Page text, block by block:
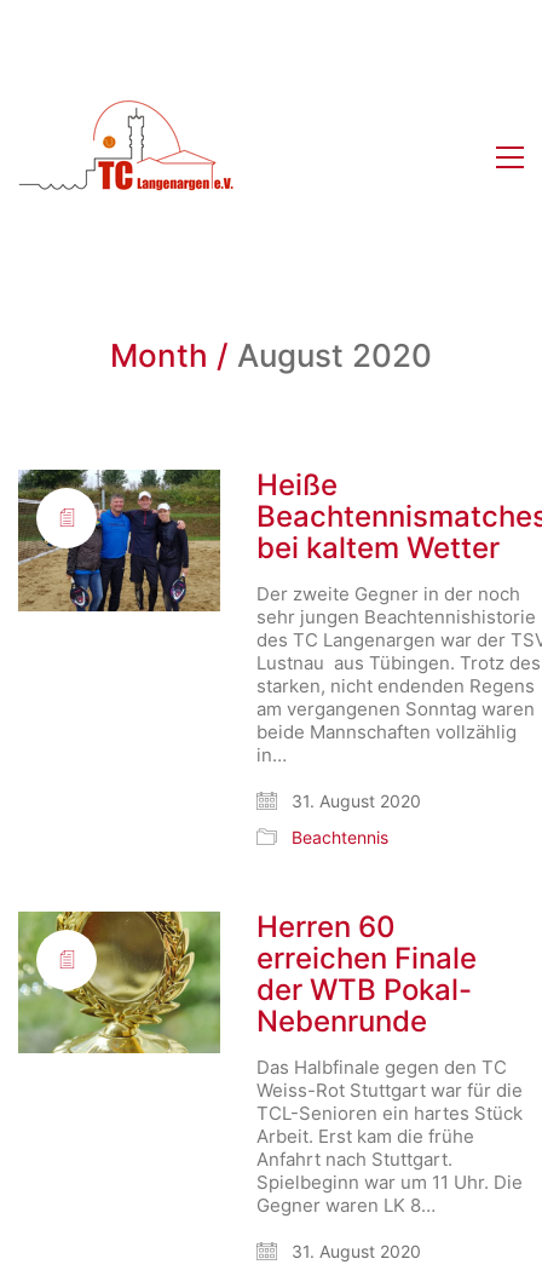
Month / August 2020
Heiße
bei kaltem Wetter
Der zweite Gegner in der noch
sehr jungen Beachtennishistorie
des TC Langenargen war der
Lustnau aus Tübingen. Trotz des
starken, nicht endenden Regens
am vergangenen Sonntag waren
beide Mannschaften vollzählig
in…
31. August 2020
Beachtennis
Herren 60
erreichen Finale
der WTB Pokal-
Nebenrunde
Das Halbfinale gegen den TC
Weiss-Rot Stuttgart war für die
TCL-Senioren ein hartes Stück
Arbeit. Erst kam die frühe
Anfahrt nach Stuttgart.
Spielbeginn war um 11 Uhr. Die
Gegner waren LK 8…
31. August 2020